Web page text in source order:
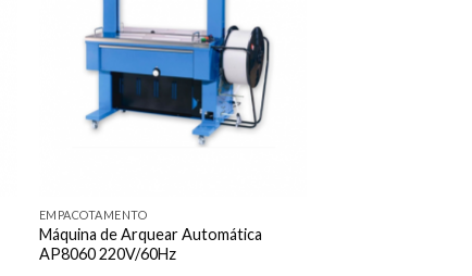
EMPACOTAMENTO
Máquina de Arquear Automática
AP8060 220V/60Hz